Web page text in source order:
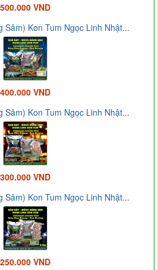
500.000 VND
Sâm) Kon Tum Ngọc Linh Nhật...
400.000 VND
Sâm) Kon Tum Ngọc Linh Nhật...
300.000 VND
Sâm) Kon Tum Ngọc Linh Nhật...
250.000 VND